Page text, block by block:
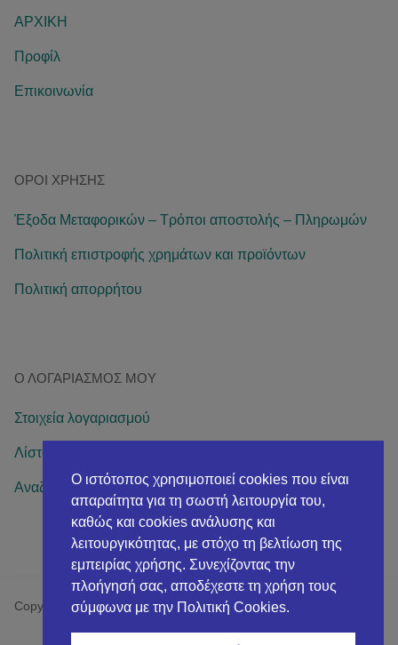
ΑΡΧΙΚΗ
Προφίλ
Επικοινωνία
ΌΡΟΙ ΧΡΉΣΗΣ
Έξοδα Μεταφορικών – Τρόποι αποστολής – Πληρωμών
Πολιτική επιστροφής χρημάτων και προϊόντων
Πολιτική απορρήτου
Ο ΛΟΓΑΡΙΑΣΜΌΣ ΜΟΥ
Στοιχεία λογαριασμού
Λίστα επιθυμιών
Αναζήτηση παραγγελίας
Copyright© 2026 AVPneumAid Health & Beauth
Ο ιστότοπος χρησιμοποιεί cookies που είναι
απαραίτητα για τη σωστή λειτουργία του,
καθώς και cookies ανάλυσης και
λειτουργικότητας, με στόχο τη βελτίωση της
εμπειρίας χρήσης. Συνεχίζοντας την
πλοήγησή σας, αποδέχεστε τη χρήση τους
σύμφωνα με την Πολιτική Cookies.